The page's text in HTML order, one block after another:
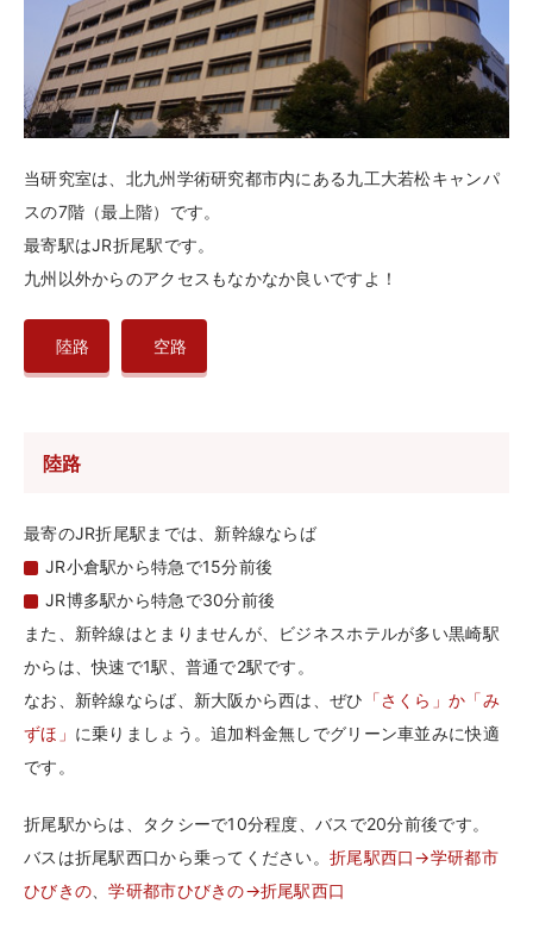
表
共
同・
力
お
当研究室は、北九州学術研究都市内にある九工大若松キャンパ
スの7階（最上階）です。
最寄駅はJR折尾駅です。
九州以外からのアクセスもなかなか良いですよ！
陸路 空路
陸路
最寄のJR折尾駅までは、新幹線ならば
JR小倉駅から特急で15分前後
JR博多駅から特急で30分前後
また、新幹線はとまりませんが、ビジネスホテルが多い黒崎駅
からは、快速で1駅、普通で2駅です。
なお、新幹線ならば、新大阪から西は、ぜひ 「さくら」か「み
ずほ」 に乗りましょう。追加料金無しでグリーン車並みに快適
です。
折尾駅からは、タクシーで10分程度、バスで20分前後です。
バスは折尾駅西口から乗ってください。折尾駅西口→学研都市
ひびきの 、学研都市ひびきの→折尾駅西口